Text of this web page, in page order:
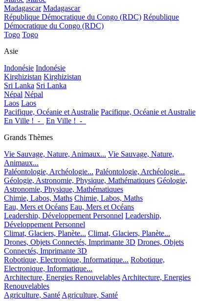
Madagascar Madagascar
République Démocratique du Congo (RDC) République
Démocratique du Congo (RDC)
Togo Togo
Asie
Indonésie Indonésie
Kirghizistan Kirghizistan
Sri Lanka Sri Lanka
Népal Népal
Laos Laos
Pacifique, Océanie et Australie Pacifique, Océanie et Australie
En Ville !_-_
En Ville !_-_
Grands Thèmes
Vie Sauvage, Nature, Animaux... Vie Sauvage, Nature,
Animaux...
Paléontologie, Archéologie... Paléontologie, Archéologie...
Géologie, Astronomie, Physique, Mathématiques Géologie,
Astronomie, Physique, Mathématiques
Chimie, Labos, Maths Chimie, Labos, Maths
Eau, Mers et Océans Eau, Mers et Océans
Leadership, Développement Personnel Leadership,
Développement Personnel
Climat, Glaciers, Planète... Climat, Glaciers, Planète...
Drones, Objets Connectés, Imprimante 3D Drones, Objets
Connectés, Imprimante 3D
Robotique, Electronique, Informatique... Robotique,
Electronique, Informatique...
Architecture, Energies Renouvelables Architecture, Energies
Renouvelables
Agriculture, Santé Agriculture, Santé